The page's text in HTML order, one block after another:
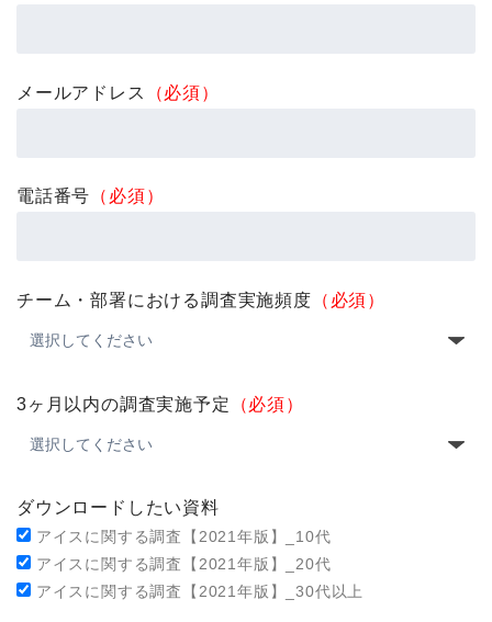
メールアドレス （必須）
電話番号 （必須）
チーム・部署における調査実施頻度 （必須）
3ヶ月以内の調査実施予定 （必須）
ダウンロードしたい資料
アイスに関する調査【2021年版】_10代
アイスに関する調査【2021年版】_20代
アイスに関する調査【2021年版】_30代以上